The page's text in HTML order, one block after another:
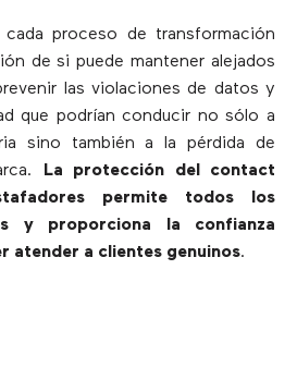
proceso de transformación
de si puede mantener alejados
las violaciones de datos y
que podrían conducir no sólo a
sino también a la pérdida de
La protección del contact
permite todos los
y proporciona la confianza
atender a clientes genuinos.